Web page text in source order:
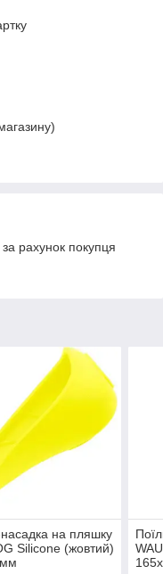
рахунок покупця
на пляшку
Silicone (жовтий)